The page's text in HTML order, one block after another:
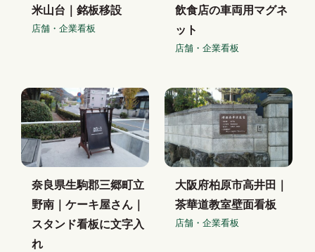
米山台｜銘板移設
店舗・企業看板
飲食店の車両用マグネ
ット
店舗・企業看板
奈良県生駒郡三郷町立
野南｜ケーキ屋さん｜
スタンド看板に文字入
れ
大阪府柏原市高井田｜
茶華道教室壁面看板
店舗・企業看板